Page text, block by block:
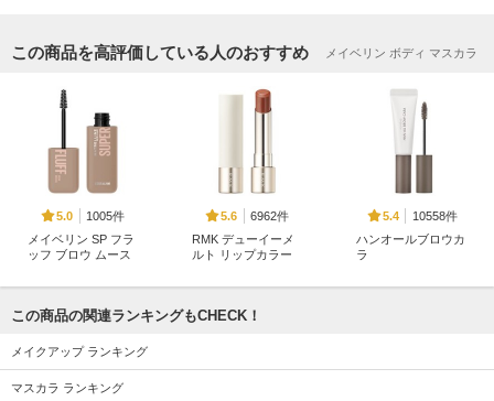
この商品を高評価している人のおすすめ メイベリン ボディ マスカラ
5.0
1005件
メイベリン SP フラ
ッフ ブロウ ムース
5.6
6962件
RMK デューイーメ
ルト リップカラー
5.4
10558件
ハンオールブロウカ
ラ
この商品の関連ランキングもCHECK！
メイクアップ ランキング
マスカラ ランキング